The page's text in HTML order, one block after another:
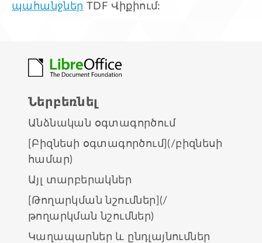
պահանջներ TDF Վիքիում:
Ներբեռնել
Անձնական օգտագործում
[Բիզնեսի օգտագործում](/բիզնեսի
համար)
Այլ տարբերակներ
[Թողարկման նշումներ](/
թողարկման նշումներ)
Կաղապարներ և ընդլայնումներ